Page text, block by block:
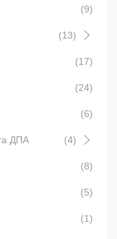
(9)
(13)
(17)
(24)
(6)
ДПА (4)
(8)
(5)
(1)